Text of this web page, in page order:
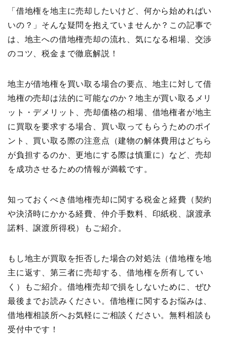
「借地権を地主に売却したいけど、何から始めればい
いの？」そんな疑問を抱えていませんか？この記事で
は、地主への借地権売却の流れ、気になる相場、交渉
のコツ、税金まで徹底解説！
地主が借地権を買い取る場合の要点、地主に対して借
地権の売却は法的に可能なのか？地主が買い取るメリ
ット・デメリット、売却価格の相場、借地権者が地主
に買取を要求する場合、買い取ってもらうためのポイ
ント、買い取る際の注意点（建物の解体費用はどちら
が負担するのか、更地にする際は慎重に）など、売却
を成功させるための情報が満載です。
知っておくべき借地権売却に関する税金と経費（契約
や決済時にかかる経費、仲介手数料、印紙税、譲渡承
諾料、譲渡所得税）もご紹介。
もし地主が買取を拒否した場合の対処法（借地権を地
主に返す、第三者に売却する、借地権を所有してい
く）もご紹介。借地権売却で損をしないために、ぜひ
最後までお読みください。借地権に関するお悩みは、
借地権相談所へお気軽にご相談ください。無料相談も
受付中です！